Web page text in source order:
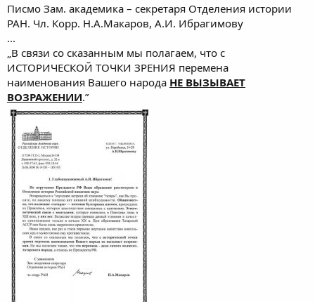
Писмо Зам. академика – секретаря Отделения истории
РАН. Чл. Корр. Н.А.Макаров, А.И. Ибрагимову
...
„В связи со сказанным мы полагаем, что с
ИСТОРИЧЕСКОЙ ТОЧКИ ЗРЕНИЯ перемена
наименования Вашего народа НE ВЫЗЫВАЕТ
ВОЗРАЖЕНИИ.”